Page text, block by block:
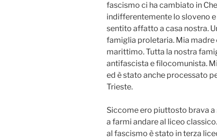
fascismo ci ha cambiato in
indifferentemente lo sloveno
sentito affatto a casa nostra.
famiglia proletaria. Mia
marittimo. Tutta la nostra
antifascista e filocomunista.
ed è stato anche processato
Trieste.
Siccome ero piuttosto brava
a farmi andare al liceo
al fascismo è stato in terza